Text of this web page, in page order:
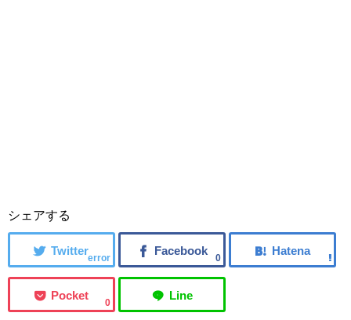
シェアする
error 0
0